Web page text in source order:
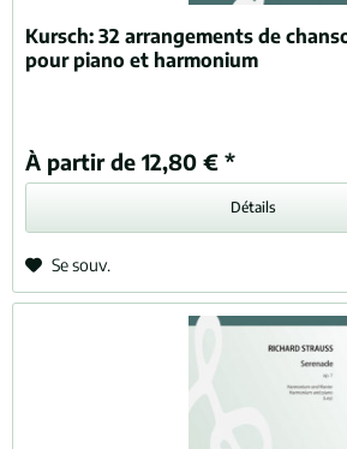
Kursch:32 arrangements de
pour piano et harmonium
À partir de 12,80 € *
Détails
Se souv.